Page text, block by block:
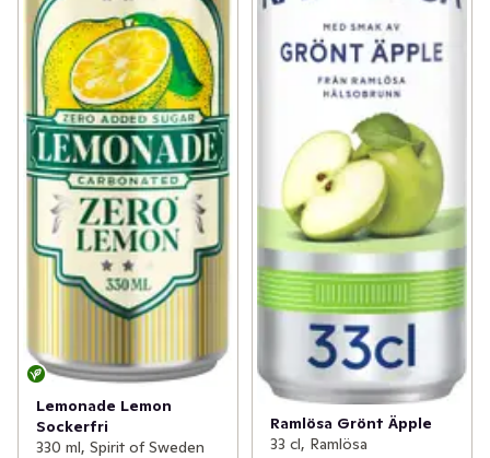
Lemonade Lemon
Sockerfri
330 ml, Spirit of Sweden
Ramlösa Grönt Äpple
33 cl, Ramlösa